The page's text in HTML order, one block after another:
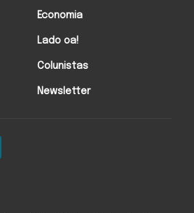
Economia
Lado oa!
Colunistas
Newsletter